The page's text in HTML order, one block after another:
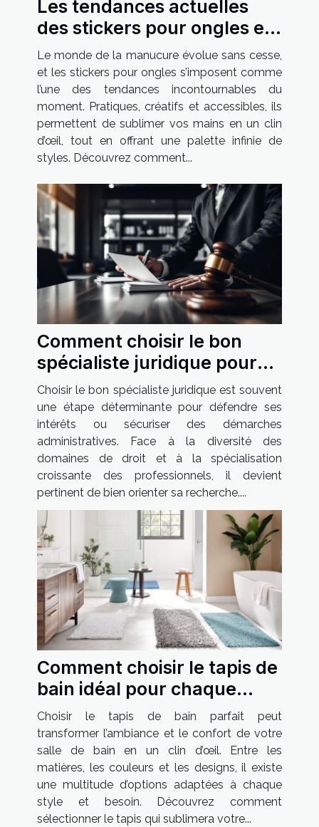
Les tendances actuelles
des stickers pour ongles et
comment les adopter
Le monde de la manucure évolue sans cesse,
et les stickers pour ongles s’imposent comme
l’une des tendances incontournables du
moment. Pratiques, créatifs et accessibles, ils
permettent de sublimer vos mains en un clin
d’œil, tout en offrant une palette infinie de
styles. Découvrez comment...
Comment choisir le bon
spécialiste juridique pour
vos besoins spécifiques ?
Choisir le bon spécialiste juridique est souvent
une étape déterminante pour défendre ses
intérêts ou sécuriser des démarches
administratives. Face à la diversité des
domaines de droit et à la spécialisation
croissante des professionnels, il devient
pertinent de bien orienter sa recherche....
Comment choisir le tapis de
bain idéal pour chaque
style de salle de bain ?
Choisir le tapis de bain parfait peut
transformer l’ambiance et le confort de votre
salle de bain en un clin d’œil. Entre les
matières, les couleurs et les designs, il existe
une multitude d’options adaptées à chaque
style et besoin. Découvrez comment
sélectionner le tapis qui sublimera votre...